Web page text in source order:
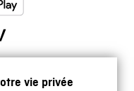
vie privée